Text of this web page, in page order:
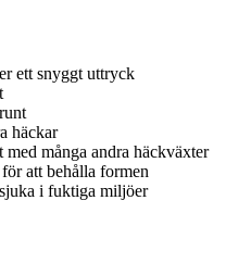
ett snyggt uttryck
häckar
många andra häckväxter
att behålla formen
i fuktiga miljöer